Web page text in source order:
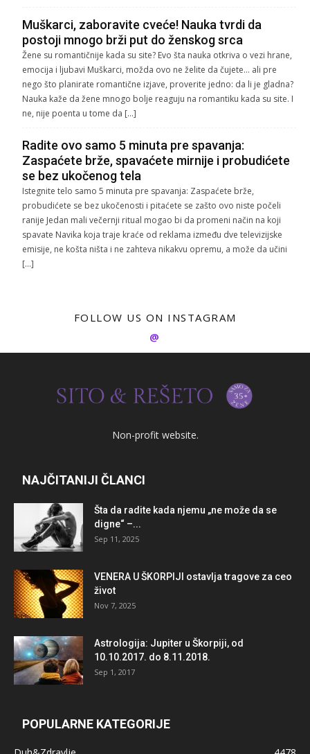
Muškarci, zaboravite cveće! Nauka tvrdi da
postoji mnogo brži put do ženskog srca
Žene su romantičnije kada su site? Evo šta nauka otkriva o vezi hrane,
emocija i ljubavi Muškarci, možda ovo ne želite da čujete… ali pre
nego što planirate romantične izjave, proverite jedno: da li je gladna?
Nauka kaže da žene mnogo bolje reaguju na romantiku kada su site. I
ne, nije poenta u tome da […]
Radite ovo samo 5 minuta pre spavanja:
Zaspaćete brže, spavaćete mirnije i probudićete
se bez ukočenog tela
Istegnite telo samo 5 minuta pre spavanja: Zaspaćete brže,
probudićete se bez ukočenosti i pitaćete se zašto ovo niste počeli
ranije Jedan mali večernji ritual mogao bi da promeni način na koji
spavate Navika koja traje kraće od reklama između dve televizijske
emisije, ne košta ništa i ne zahteva nikakvu opremu, a može da učini
[…]
FOLLOW US ON INSTAGRAM
@
Non-profit website.
NAJČITANIJI ČLANCI
Šta da radite kada njemu „ne može da se
digne“ –...
Sep 11, 2025
VENERA U ŠKORPIJI ostavlja tragove za ceo
život
Nov 7, 2025
Astrologija: Jupiter u Škorpiji, od
10.10.2017. do 8.11.2018.
Sep 1, 2017
POPULARNE KATEGORIJE